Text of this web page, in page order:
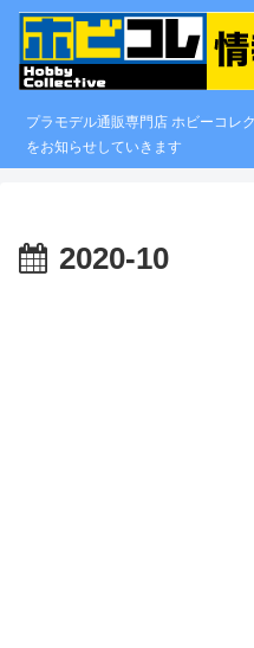
プラモデル通販専門店 ホビーコレ
をお知らせしていきます
2020-10